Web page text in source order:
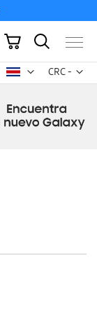
CRC -
colón
Mi carrito